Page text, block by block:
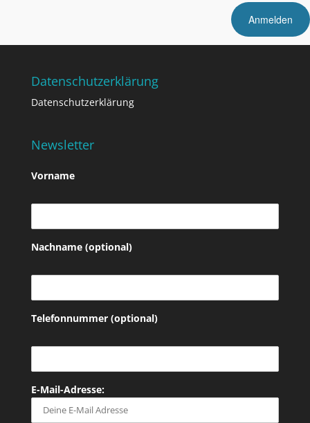
Datenschutzerklärung
Datenschutzerklärung
Newsletter
Vorname
Nachname (optional)
Telefonnummer (optional)
E-Mail-Adresse: